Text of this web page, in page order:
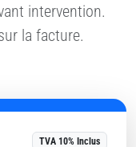
intervention.
la facture.
TVA 10% Inclus